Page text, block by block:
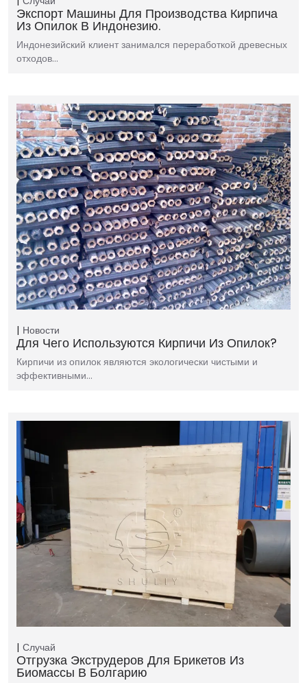
Экспорт Машины Для Производства Кирпича
Из Опилок В Индонезию.
Индонезийский клиент занимался переработкой древесных
отходов…
Новости
Для Чего Используются Кирпичи Из Опилок?
Кирпичи из опилок являются экологически чистыми и
эффективными…
Случай
Отгрузка Экструдеров Для Брикетов Из
Биомассы В Болгарию